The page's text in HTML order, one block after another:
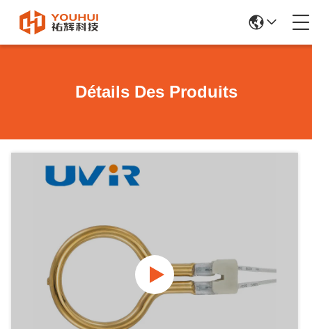
Détails Des Produits